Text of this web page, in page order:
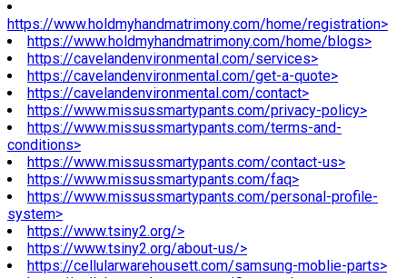
https://www.holdmyhandmatrimony.com/home/registration>
https://www.holdmyhandmatrimony.com/home/blogs>
https://cavelandenvironmental.com/services>
https://cavelandenvironmental.com/get-a-quote>
https://cavelandenvironmental.com/contact>
https://www.missussmartypants.com/privacy-policy>
https://www.missussmartypants.com/terms-and-
conditions>
https://www.missussmartypants.com/contact-us>
https://www.missussmartypants.com/faq>
https://www.missussmartypants.com/personal-profile-
system>
https://www.tsiny2.org/>
https://www.tsiny2.org/about-us/>
https://cellularwarehousett.com/samsung-moblie-parts>